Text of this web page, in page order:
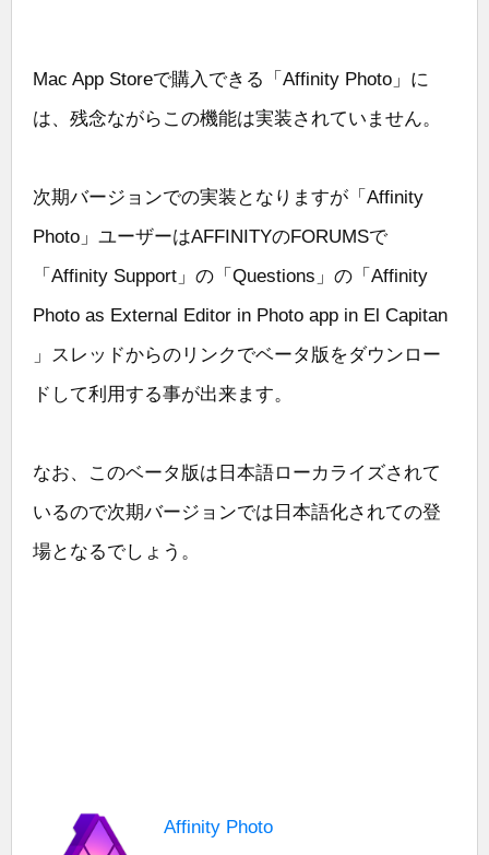
Mac App Storeで購入できる「Affinity Photo」に
は、残念ながらこの機能は実装されていません。
次期バージョンでの実装となりますが「Affinity
Photo」ユーザーはAFFINITYのFORUMSで
「Affinity Support」の「Questions」の「Affinity
Photo as External Editor in Photo app in El Capitan
」スレッドからのリンクでベータ版をダウンロー
ドして利用する事が出来ます。
なお、このベータ版は日本語ローカライズされて
いるので次期バージョンでは日本語化されての登
場となるでしょう。
Affinity Photo